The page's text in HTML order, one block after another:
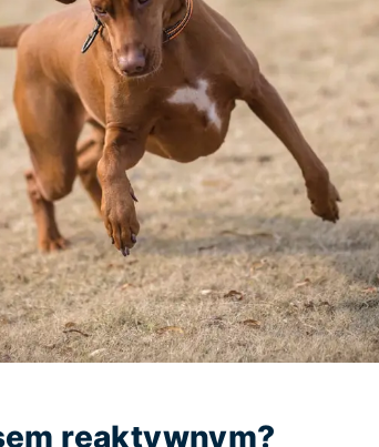
reaktywnym?